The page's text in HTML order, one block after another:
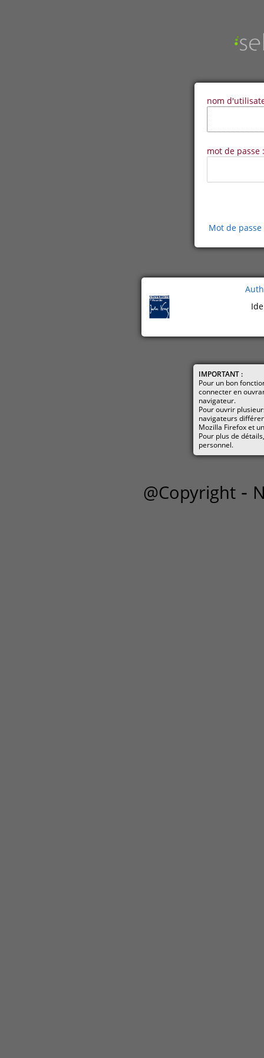
nom
mot de passe
Mot de
IMPORTANT :
Pour un bon
connecter en
navigateur.
Pour ouvrir
navigateurs
Mozilla Firefox et
Pour plus de
personnel.
@Copyright -